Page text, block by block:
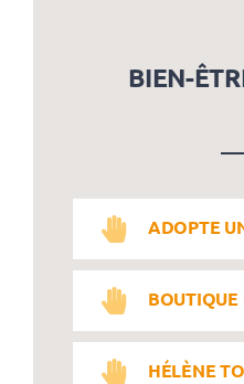
BIEN-
ADOPTE
HÉLÈNE